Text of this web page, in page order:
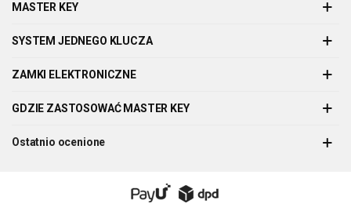
MASTER KEY
SYSTEM JEDNEGO KLUCZA
ZAMKI ELEKTRONICZNE
GDZIE ZASTOSOWAĆ MASTER KEY
Ostatnio ocenione